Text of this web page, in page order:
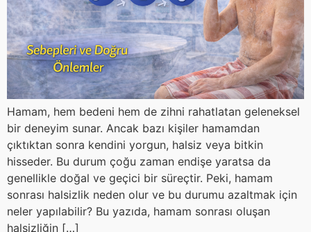
Hamam, hem bedeni hem de zihni rahatlatan geleneksel
bir deneyim sunar. Ancak bazı kişiler hamamdan
çıktıktan sonra kendini yorgun, halsiz veya bitkin
hisseder. Bu durum çoğu zaman endişe yaratsa da
genellikle doğal ve geçici bir süreçtir. Peki, hamam
sonrası halsizlik neden olur ve bu durumu azaltmak için
neler yapılabilir? Bu yazıda, hamam sonrası oluşan
halsizliğin […]